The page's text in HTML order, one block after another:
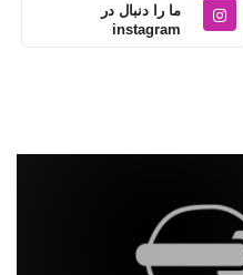
ما را دنبال در
instagram